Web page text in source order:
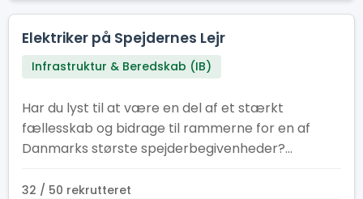
Elektriker på Spejdernes Lejr
Infrastruktur & Beredskab (IB)
Har du lyst til at være en del af et stærkt
fællesskab og bidrage til rammerne for en af
Danmarks største spejderbegivenheder?
medhjælpere til flere perioder før, under og efter
32 / 50 rekrutteret